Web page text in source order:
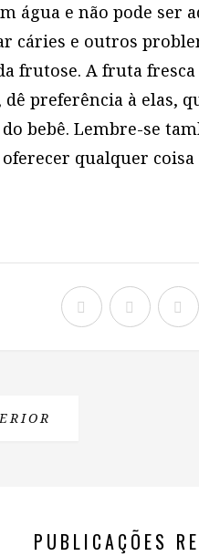
água e não pode ser
cáries e outros
frutose. A fruta
dê preferência à elas,
bebê. Lembre-se
qualquer coisa
PUBLICAÇÕES